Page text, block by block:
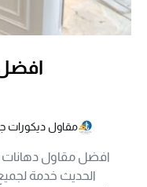
مقاول ديكورات
افضل مقاول دهانات
الحديث خدمة لجميع